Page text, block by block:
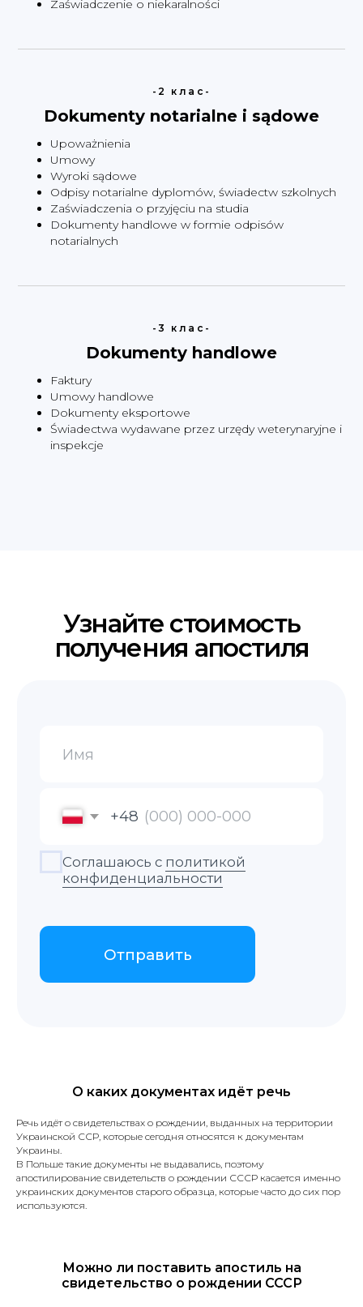
Zaświadczenie o niekaralności
-2 клас-
Dokumenty notarialne i sądowe
Upoważnienia
Umowy
Wyroki sądowe
Odpisy notarialne dyplomów, świadectw szkolnych
Zaświadczenia o przyjęciu na studia
Dokumenty handlowe w formie odpisów
notarialnych
-3 клас-
Dokumenty handlowe
Faktury
Umowy handlowe
Dokumenty eksportowe
Świadectwa wydawane przez urzędy weterynaryjne i
inspekcje
О каких документах идёт речь
Речь идёт о свидетельствах о рождении, выданных на территории
Украинской ССР, которые сегодня относятся к документам
Украины.
В Польше такие документы не выдавались, поэтому
апостилирование свидетельств о рождении СССР касается именно
украинских документов старого образца, которые часто до сих пор
используются.
Можно ли поставить апостиль на
свидетельство о рождении СССР
Наши услуги
Присяжные переводы